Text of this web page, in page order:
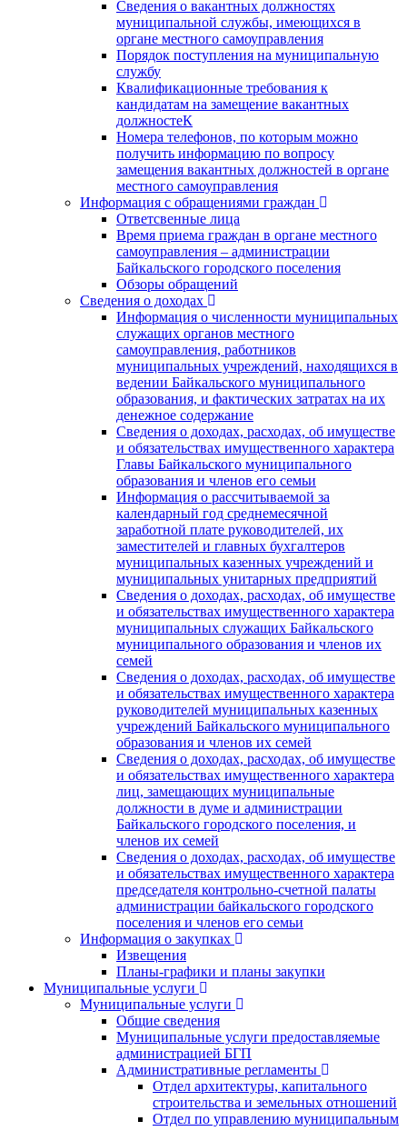
Сведения о вакантных должностях
муниципальной службы, имеющихся в
органе местного самоуправления
Порядок поступления на муниципальную
службу
Квалификационные требования к
кандидатам на замещение вакантных
должностеК
Номера телефонов, по которым можно
получить информацию по вопросу
замещения вакантных должностей в органе
местного самоуправления
Информация с обращениями граждан
Ответсвенные лица
Время приема граждан в органе местного
самоуправления – администрации
Байкальского городского поселения
Обзоры обращений
Сведения о доходах
Информация о численности муниципальных
служащих органов местного
самоуправления, работников
муниципальных учреждений, находящихся в
ведении Байкальского муниципального
образования, и фактических затратах на их
денежное содержание
Сведения о доходах, расходах, об имуществе
и обязательствах имущественного характера
Главы Байкальского муниципального
образования и членов его семьи
Информация о рассчитываемой за
календарный год среднемесячной
заработной плате руководителей, их
заместителей и главных бухгалтеров
муниципальных казенных учреждений и
муниципальных унитарных предприятий
Сведения о доходах, расходах, об имуществе
и обязательствах имущественного характера
муниципальных служащих Байкальского
муниципального образования и членов их
семей
Сведения о доходах, расходах, об имуществе
и обязательствах имущественного характера
руководителей муниципальных казенных
учреждений Байкальского муниципального
образования и членов их семей
Сведения о доходах, расходах, об имуществе
и обязательствах имущественного характера
лиц, замещающих муниципальные
должности в думе и администрации
Байкальского городского поселения, и
членов их семей
Сведения о доходах, расходах, об имуществе
и обязательствах имущественного характера
председателя контрольно-счетной палаты
администрации байкальского городского
поселения и членов его семьи
Информация о закупках
Извещения
Планы-графики и планы закупки
Муниципальные услуги
Муниципальные услуги
Общие сведения
Муниципальные услуги предоставляемые
администрацией БГП
Административные регламенты
Отдел архитектуры, капитального
строительства и земельных отношений
Отдел по управлению муниципальным